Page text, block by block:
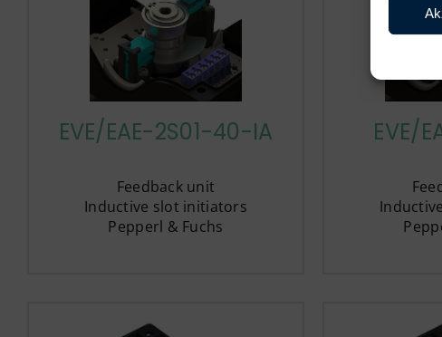
EVE/EAE-2S01-40-IA
Feedback unit
Inductive slot initiators
Pepperl & Fuchs
EVE/